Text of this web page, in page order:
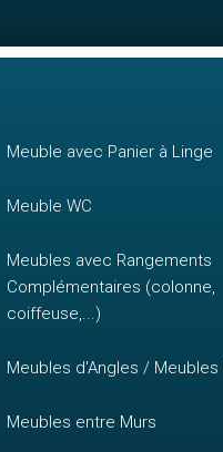
Meuble avec Panier à Linge
Meuble WC
Meubles avec Rangements
Complémentaires (colonne,
coiffeuse,...)
Meubles d'Angles / Meubles
Meubles entre Murs